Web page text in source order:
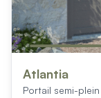
Atlantia
Portail semi-plein